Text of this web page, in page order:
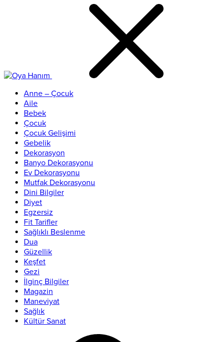
Anne – Çocuk
Aile
Bebek
Çocuk
Çocuk Gelişimi
Gebelik
Dekorasyon
Banyo Dekorasyonu
Ev Dekorasyonu
Mutfak Dekorasyonu
Dini Bilgiler
Diyet
Egzersiz
Fit Tarifler
Sağlıklı Beslenme
Dua
Güzellik
Keşfet
Gezi
İlginç Bilgiler
Magazin
Maneviyat
Sağlık
Kültür Sanat